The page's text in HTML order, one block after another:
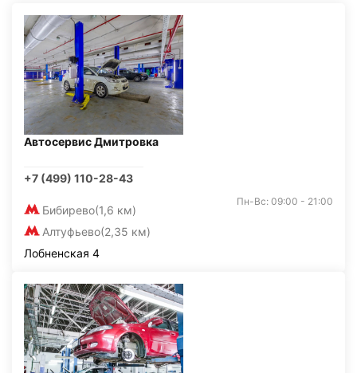
Автосервис Дмитровка
+7 (499) 110-28-43
Бибирево(1,6 км)
Алтуфьево(2,35 км)
Пн-Вс: 09:00 - 21:00
Лобненская 4